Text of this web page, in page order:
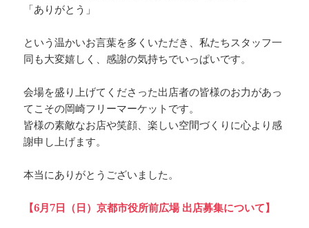
「ありがとう」
という温かいお言葉を多くいただき、私たちスタッフ一
同も大変嬉しく、感謝の気持ちでいっぱいです。
会場を盛り上げてくださった出店者の皆様のお力があっ
てこその岡崎フリーマーケットです。
皆様の素敵なお店や笑顔、楽しい空間づくりに心より感
謝申し上げます。
本当にありがとうございました。
【6月7日（日）京都市役所前広場 出店募集について】